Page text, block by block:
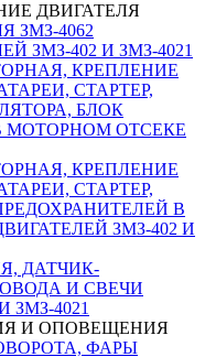
ДВИГАТЕЛЯ
ЗМЗ-4062
ЗМЗ-402 И ЗМЗ-4021
КРЕПЛЕНИЕ
СТАРТЕР,
БЛОК
МОТОРНОМ ОТСЕКЕ
КРЕПЛЕНИЕ
СТАРТЕР,
В
ЗМЗ-402 И
ДАТЧИК-
И СВЕЧИ
ЗМЗ-4021
И ОПОВЕЩЕНИЯ
ФАРЫ